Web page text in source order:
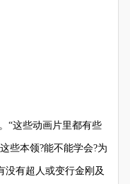
“这些动画片里都有些
些本领?能不能学会?为
没有超人或变行金刚及